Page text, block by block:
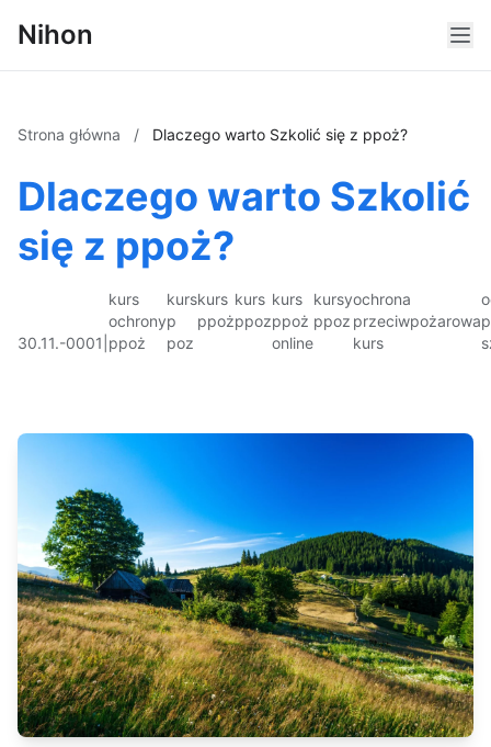
Nihon
Strona główna / Dlaczego warto Szkolić się z ppoż?
Dlaczego warto Szkolić
się z ppoż?
30.11.-0001
kurs
ochrony
ppoż
kurs
p
poz
kurs
ppoż
kurs
ppoz
kurs
ppoż
online
kursy
ppoz
ochrona
przeciwpożarowa
kurs